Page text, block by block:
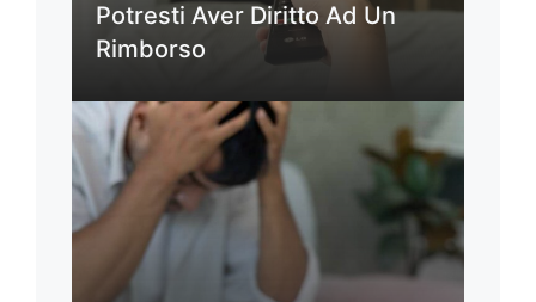
Potresti Aver Diritto Ad Un
Rimborso